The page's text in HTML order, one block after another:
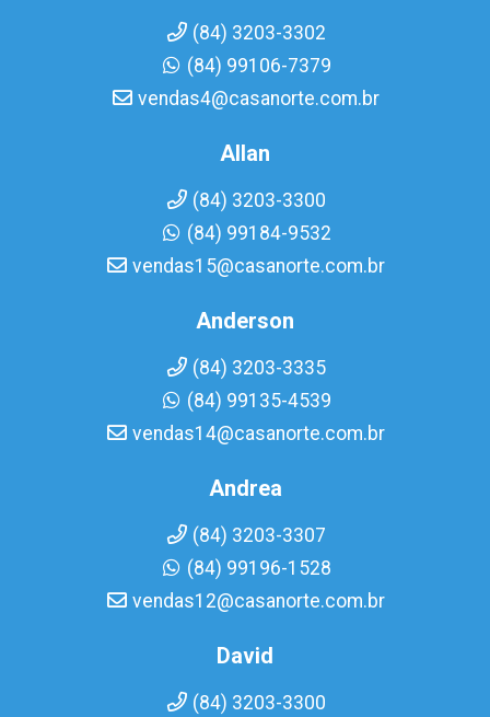
(84) 3203-3302
(84) 99106-7379
vendas4@casanorte.com.br
Allan
(84) 3203-3300
(84) 99184-9532
vendas15@casanorte.com.br
Anderson
(84) 3203-3335
(84) 99135-4539
vendas14@casanorte.com.br
Andrea
(84) 3203-3307
(84) 99196-1528
vendas12@casanorte.com.br
David
(84) 3203-3300